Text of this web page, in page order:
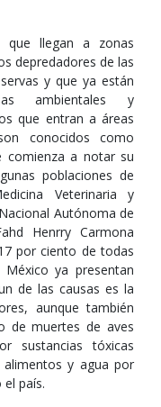
que llegan a zonas
depredadores de las
y que ya están
ambientales y
que entran a áreas
conocidos como
comienza a notar su
poblaciones de
Veterinaria y
Autónoma de
Henrry Carmona
por ciento de todas
ya presentan
de las causas es la
aunque también
de muertes de aves
sustancias tóxicas
y agua por
país.